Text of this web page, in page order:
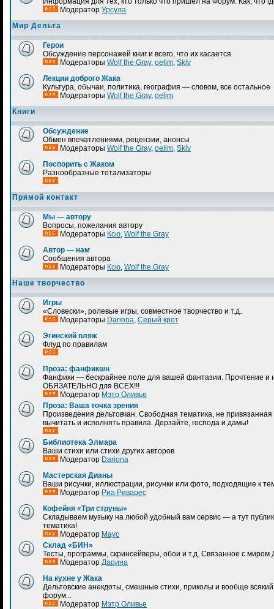
Модератор Урсула
Мир Дельта
Герои
Обсуждение персонажей книг и всего, что их касается
Модераторы Wolf the Gray, oelim Skiv
Лекции доброго Жака
Культура, обычаи, политика, география — словом, все остальное
Модераторы Wolf the Gray, oelim
Книги
Обсуждение
Обмен впечатлениями, рецензии, анонсы
Модераторы Wolf the Gray, oelim Skiv
Поспорить с Жаком
Разнообразные тотализаторы
Прямой контакт
Мы — автору
Вопросы, пожелания автору
Модераторы Ксю Wolf the Gray
Автор — нам
Сообщения автора
Модераторы Ксю Wolf the Gray
Наше творчество
Игры
«Словески», ролевые игры, совместное творчество и т.д.
Модераторы Dariona Серый крот
Эгинский пляж
Флуд по правилам
Проза: фанфикшн
Фанфики — бескрайнее поле для вашей фантазии. Прочтение и
ОБЯЗАТЕЛЬНО для ВСЕХ!!!
Модератор Мэтр Оливье
Проза: Ваша точка зрения
Произведения дельтовчан. Свободная тематика, не
вычитать и исполнять правила. Дерзайте, господа и дамы!
Библиотека Элмара
Ваши стихи или стихи других авторов
Модератор Dariona
Мастерская Дианы
Ваши рисунки, иллюстрации, рисунки или фото, подходящие к
Модератор Риа Риварес
Кофейня «Три струны»
Складываем музыку на любой удобный вам сервис — а тут
тематика!
Модератор Маус
Склад «БИН»
Тесты, программы, скринсейверы, обои и т.д. Связанное с миром
Модератор Дарина
На кухне у Жака
Дельтовские анекдоты, смешные стихи, приколы и вообще
форум...
Модератор Мэтр Оливье